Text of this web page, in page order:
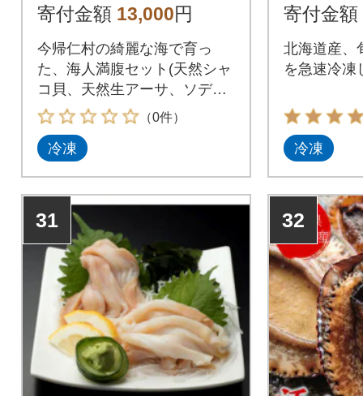
寄付金額 13,000円
今帰仁村の綺麗な海で育っ
た、海人満腹セット(天然シャ
コ貝、天然生アーサ、ソデイ
カ)をご用意しました。
（0件）
冷凍
寄付金額
北海道産、
を急速冷凍
冷凍
31 32